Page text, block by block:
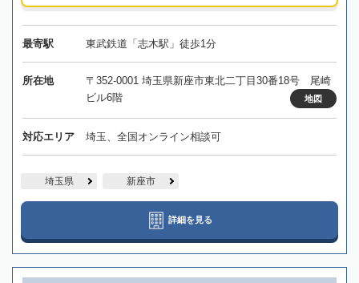
最寄駅 東武鉄道「志木駅」徒歩1分
所在地
〒352-0001 埼玉県新座市東北二丁目30番18号 尾崎
ビル6階
地図
対応エリア 埼玉、全国オンライン相談可
埼玉県 新座市
詳細を見る